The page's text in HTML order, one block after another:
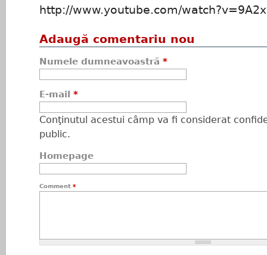
http://www.youtube.com/
Adaugă comentariu nou
Numele dumneavoastră *
E-mail *
Conţinutul acestui câmp va fi considerat
public.
Homepage
Comment *